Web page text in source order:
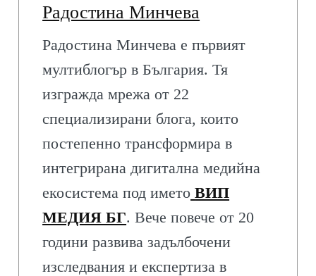
Радостина Минчева
Радостина Минчева е първият
мултиблогър в България. Тя
изгражда мрежа от 22
специализирани блога, които
постепенно трансформира в
интегрирана дигитална медийна
екосистема под името ВИП
МЕДИЯ БГ. Вече повече от 20
години развива задълбочени
изследвания и експертиза в